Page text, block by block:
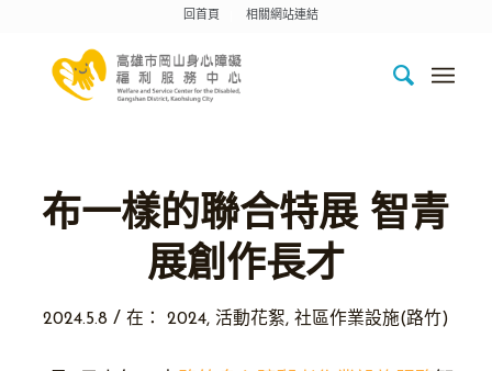
回首頁 相關網站連結
布一樣的聯合特展 智青
展創作長才
2024.5.8 / 在： 2024, 活動花絮, 社區作業設施(路竹)